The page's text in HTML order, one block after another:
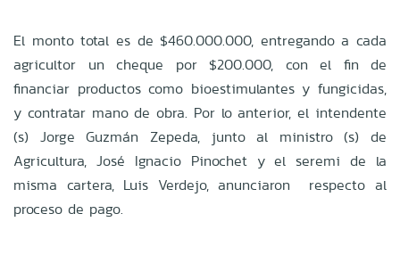
El monto total es de $460.000.000, entregando a cada
agricultor un cheque por $200.000, con el fin de
financiar productos como bioestimulantes y fungicidas,
y contratar mano de obra. Por lo anterior, el intendente
(s) Jorge Guzmán Zepeda, junto al ministro (s) de
Agricultura, José Ignacio Pinochet y el seremi de la
misma cartera, Luis Verdejo, anunciaron respecto al
proceso de pago.